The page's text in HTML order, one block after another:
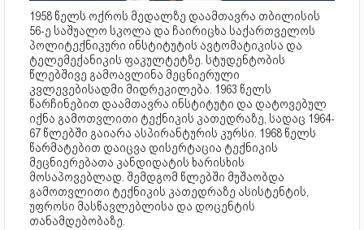
1958 წელს ოქროს მედალზე დაამთავრა თბილისის
56-ე საშუალო სკოლა და ჩაირიცხა საქართველოს
პოლიტექნიკური ინსტიტუტის ავტომატიკისა და
ტელემექანიკის ფაკულტეტზე. სტუდენტობის
წლებშივე გამოავლინა მეცნიერული
კვლევებისადმი მიდრეკილება. 1963 წელს
წარჩინებით დაამთავრა ინსტიტუტი და დატოვებულ
იქნა გამოთვლითი ტექნიკის კათედრაზე, სადაც 1964-
67 წლებში გაიარა ასპირანტურის კურსი. 1968 წელს
წარმატებით დაიცვა დისერტაცია ტექნიკის
მეცნიერებათა კანდიდატის ხარისხის
მოსაპოვებლად. შემდგომ წლებში მუშაობდა
გამოთვლითი ტექნიკის კათედრაზე ასისტენტის,
უფროსი მასწავლებლისა და დოცენტის
თანამდებობაზე.